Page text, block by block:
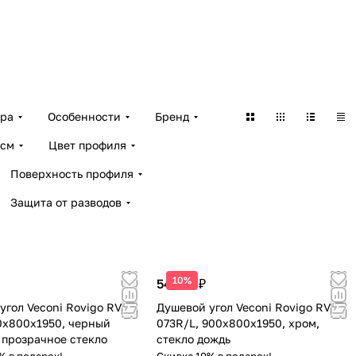
Особенности Бренд
Цвет профиля
Поверхность профиля
Защита от разводов
Veconi Rovigo RV-
черный
стекло
10%
54 127 ₽
Душевой угол Veconi Rovigo RV-
073R/L, 900х800х1950, хром,
стекло дождь